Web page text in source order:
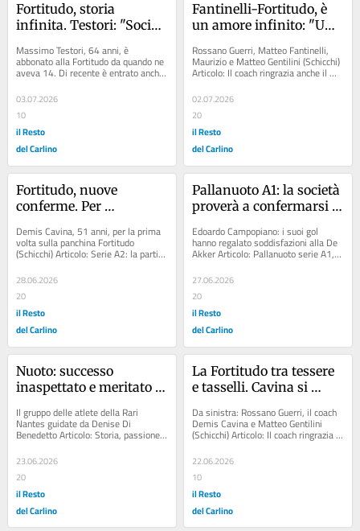
Fortitudo, storia
infinita. Testori: "Socio
Massimo Testori, 64 anni, è
abbonato alla Fortitudo da quando ne
aveva 14. Di recente è entrato anche
Fortitudo come...
03.07.2026
10
il Resto
del Carlino
Fantinelli-Fortitudo, è
un amore infinito: "Un
club e tifosi"
Rossano Guerri, Matteo Fantinelli,
Maurizio e Matteo Gentilini (Schicchi)
Articolo: Il coach ringrazia anche il
presidente: "Ci fa sentire...
02.07.2026
20
il Resto
del Carlino
Fortitudo, nuove
conferme. Per
Demis Cavina, 51 anni, per la prima
volta sulla panchina Fortitudo
(Schicchi) Articolo: Serie A2: la partita
con Cento è stata posticipata all’11...
28.06.2026
20
il Resto
del Carlino
Pallanuoto A1: la società
proverà a confermarsi
cercando di crescere. De
Akker, l’obiettivo non
resta uno dei leader
Edoardo Campopiano: i suoi gol
hanno regalato soddisfazioni alla De
Akker Articolo: Pallanuoto serie A1,
forma. La De...
27.06.2026
20
il Resto
del Carlino
Nuoto: successo
inaspettato e meritato
Nantes, altro oro
tricolore per celebrare i
Il gruppo delle atlete della Rari
Nantes guidate da Denise Di
Benedetto Articolo: Storia, passione e
l’ultima impresa. Ottanta voglia di
festa....
23.06.2026
20
il Resto
del Carlino
La Fortitudo tra tessere
e tasselli. Cavina si
Da sinistra: Rossano Guerri, il coach
Demis Cavina e Matteo Gentilini
(Schicchi) Articolo: Il coach ringrazia
anche il presidente: "Ci fa sentire...
22.06.2026
10
il Resto
del Carlino